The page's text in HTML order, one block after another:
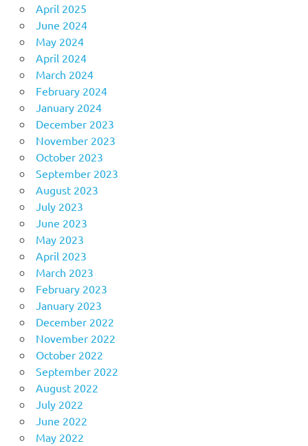
April 2025
June 2024
May 2024
April 2024
March 2024
February 2024
January 2024
December 2023
November 2023
October 2023
September 2023
August 2023
July 2023
June 2023
May 2023
April 2023
March 2023
February 2023
January 2023
December 2022
November 2022
October 2022
September 2022
August 2022
July 2022
June 2022
May 2022